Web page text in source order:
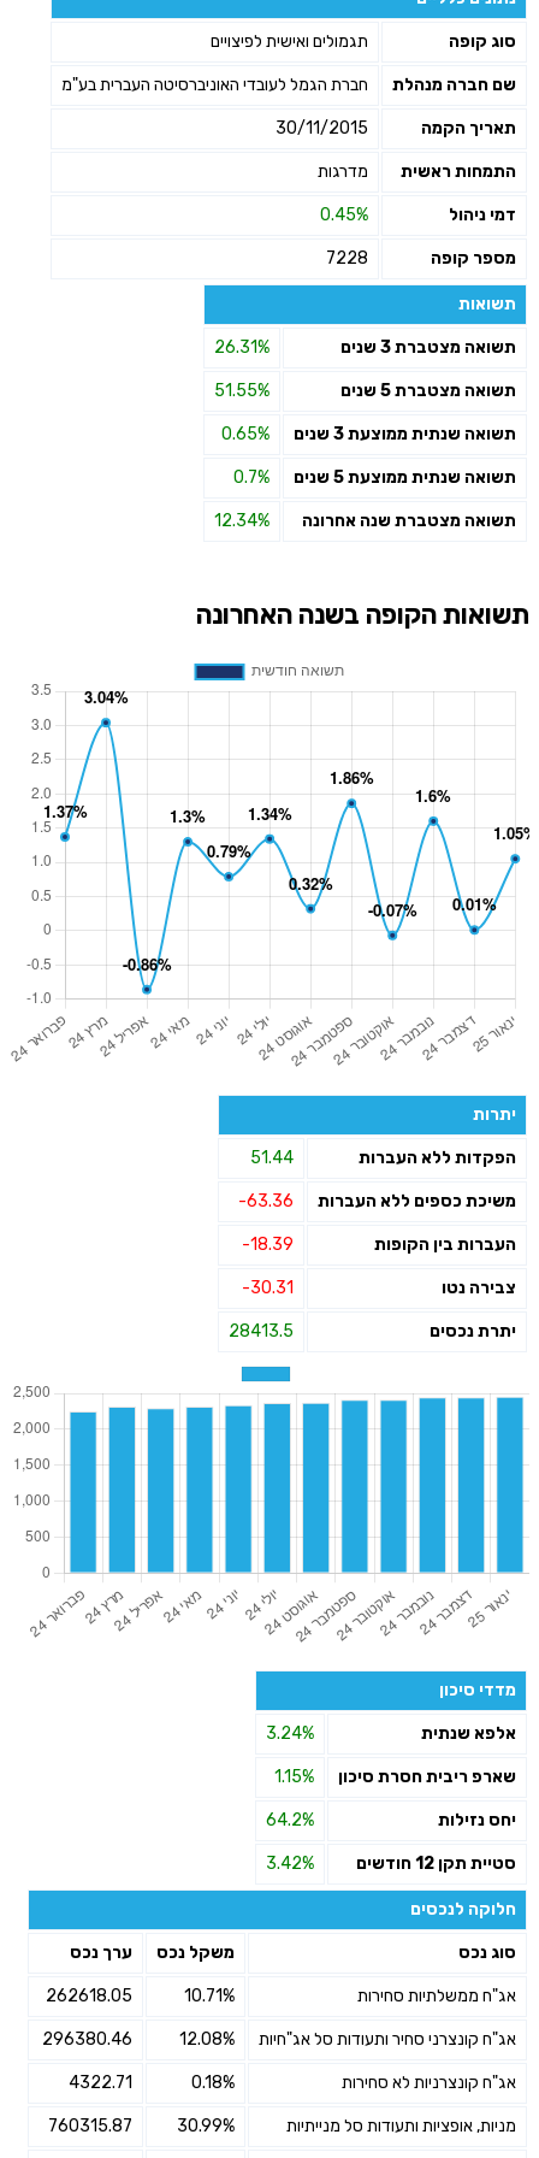
סוג קופה תגמולים ואישית לפיצויים
שם חברה מנהלת חברת הגמל לעובדי האוניברסיטה העברית בע"מ
תאריך הקמה 30/11/2015
התמחות ראשית מדרגות
דמי ניהול 0.45%
מספר קופה 7228
תשואות
תשואה מצטברת 3 שנים 26.31%
תשואה מצטברת 5 שנים 51.55%
תשואה שנתית ממוצעת 3 שנים 0.65%
תשואה שנתית ממוצעת 5 שנים 0.7%
תשואה מצטברת שנה אחרונה 12.34%
תשואות הקופה בשנה האחרונה
יתרות
הפקדות ללא העברות 51.44
משיכת כספים ללא העברות -63.36
העברות בין הקופות -18.39
צבירה נטו -30.31
יתרת נכסים 28413.5
מדדי סיכון
אלפא שנתית 3.24%
שארפ ריבית חסרת סיכון 1.15%
יחס נזילות 64.2%
סטיית תקן 12 חודשים 3.42%
חלוקה לנכסים
סוג נכס משקל נכס ערך נכס
אג"ח ממשלתיות סחירות 10.71%
262618.05
אג"ח קונצרני סחיר ותעודות סל אג"חיות 12.08%
296380.46
אג"ח קונצרניות לא סחירות 0.18%
4322.71
מניות, אופציות ותעודות סל מנייתיות 30.99%
760315.87